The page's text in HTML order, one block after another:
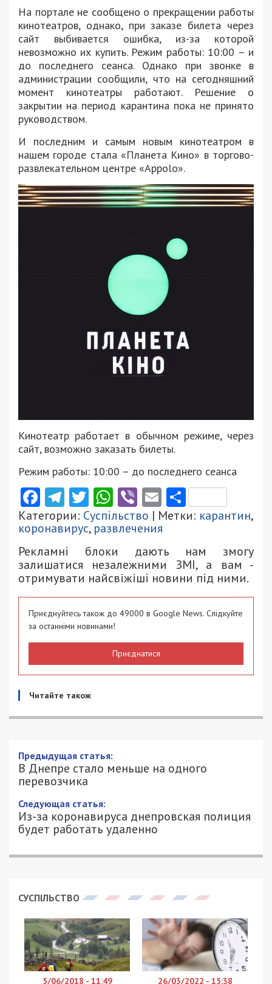
На портале не сообщено о прекращении работы
кинотеатров, однако, при заказе билета через
сайт выбивается ошибка, из-за которой
невозможно их купить. Режим работы: 10:00 – и
до последнего сеанса. Однако при звонке в
администрации сообщили, что на сегодняшний
момент кинотеатры работают. Решение о
закрытии на период карантина пока не принято
руководством.
И последним и самым новым кинотеатром в
нашем городе стала «Планета Кино» в торгово-
развлекательном центре «Appolo».
Кинотеатр работает в обычном режиме, через
сайт, возможно заказать билеты.
Режим работы: 10:00 – до последнего сеанса
Facebook
Telegram
Twitter
WhatsApp
ViberEmail
Категории: Суспільство | Метки: карантин,
коронавирус, развлечения
Рекламні блоки дають нам змогу
залишатися незалежними ЗМІ, а вам -
отримувати найсвіжіші новини під ними.
Приєднуйтесь також до 49000 в Google News. Слідкуйте
за останніми новинами!
Приєднатися
Читайте також
В Днепре стало меньше на одного
перевозчика
16/03/2020 - 11:42
КСЕНИЯ БАСКАКОВА - СПЕЦИАЛЬНО
ДЛЯ 49000.COM.UA
3896
В марте в Днепре стало меньше на одного
предприятий центральной Украины — АТП
ссылаясь напост в Facebook главы профсоюза
автомобилистов и автоперевозчиков Днепра
Михаила Тонконогого:
Транспортное. Будничное. Пока все затариваются